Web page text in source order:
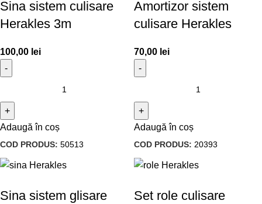
Sina sistem culisare
Herakles 3m
100,00 lei
Adaugă în coș
COD PRODUS: 50513
Amortizor sistem
culisare Herakles
70,00 lei
Adaugă în coș
COD PRODUS: 20393
Sina sistem glisare
Set role culisare